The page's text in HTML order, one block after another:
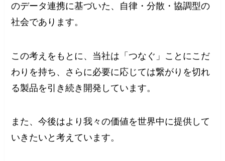
のデータ連携に基づいた、自律・分散・協調型の
社会であります。
この考えをもとに、当社は「つなぐ」ことにこだ
わりを持ち、さらに必要に応じては繋がりを切れ
る製品を引き続き開発しています。
また、今後はより我々の価値を世界中に提供して
いきたいと考えています。